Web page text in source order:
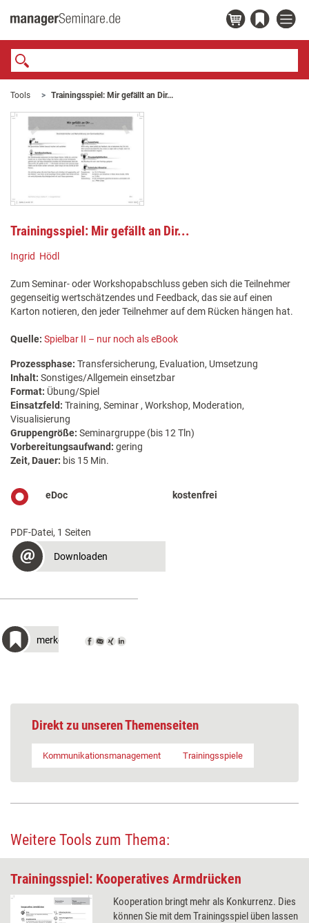
Tools Trainingsspiel: Mir gefällt an Dir...
Trainingsspiel: Mir gefällt an Dir...
Ingrid Hödl
Zum Seminar- oder Workshopabschluss geben sich die Teilnehmer
gegenseitig wertschätzendes und Feedback, das sie auf einen
Karton notieren, den jeder Teilnehmer auf dem Rücken hängen hat.
Quelle: Spielbar II – nur noch als eBook
Prozessphase: Transfersicherung, Evaluation, Umsetzung
Inhalt: Sonstiges/Allgemein einsetzbar
Format: Übung/Spiel
Einsatzfeld: Training, Seminar , Workshop, Moderation,
Visualisierung
Gruppengröße: Seminargruppe (bis 12 Tln)
Vorbereitungsaufwand: gering
Zeit, Dauer: bis 15 Min.
eDoc kostenfrei
PDF-Datei, 1 Seiten
Downloaden
merken
Direkt zu unseren Themenseiten
Kommunikationsmanagement Trainingsspiele
Weitere Tools zum Thema:
Trainingsspiel: Kooperatives Armdrücken
Kooperation bringt mehr als Konkurrenz. Dies
können Sie mit dem Trainingsspiel üben lassen